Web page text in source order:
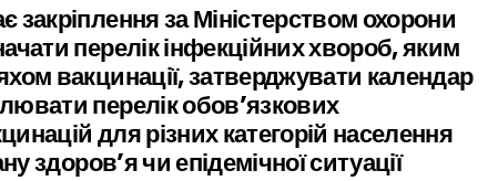
закріплення за Міністерством охорони
перелік інфекційних хвороб, яким
вакцинації, затверджувати календар
перелік обов’язкових
для різних категорій населення
здоров’я чи епідемічної ситуації